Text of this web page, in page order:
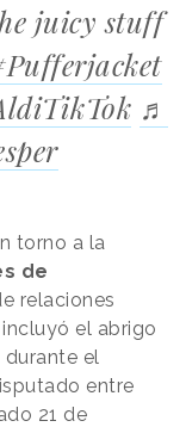
juicy stuff
♬
torno a la
de
relaciones
el abrigo
el
entre
21 de